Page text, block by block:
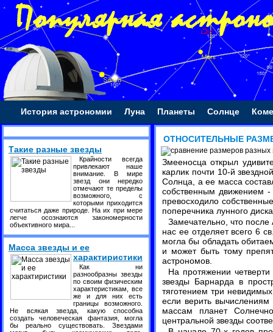
История астрономии Луна Планеты Солнце
Такие разные звезды
Крайности всегда
привлекают наше
внимание. В мире
звезд они нередко
отмечают те пределы
возможного, с
которыми приходится
считаться даже природе. На их при мере
легче осознаются закономерности
объективного мира...
Масса звезды и ее
характиристики
Как ни
разнообразны звезды
по своим физическим
характеристикам, все
же и для них есть
границы возможного.
Не всякая звезда, какую способна
создать человеческая фантазия, могла
бы реально существовать. Звездами
ОТНОСИТЕЛЬНЫЕ
Змееносца открыл
карлик почти 10-й
Солнца, а ее масса
собственным движением -
превосходило
поперечника лунного
Замечательно, что
нас ее отделяет всего 6
могла бы обладать
и может быть тому
астрономов.
На протяжении
звезды Барнарда в
тяготением три
если верить
массам планет
центральной звезды